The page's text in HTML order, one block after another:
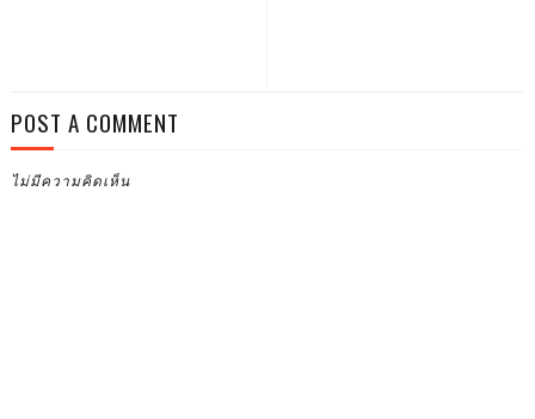
POST A COMMENT
ไม่มีความคิดเห็น